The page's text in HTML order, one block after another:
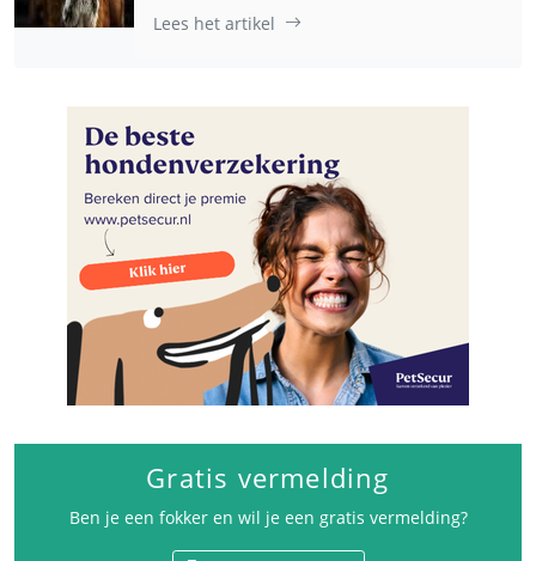
Lees het artikel
Gratis vermelding
Ben je een fokker en wil je een gratis vermelding?